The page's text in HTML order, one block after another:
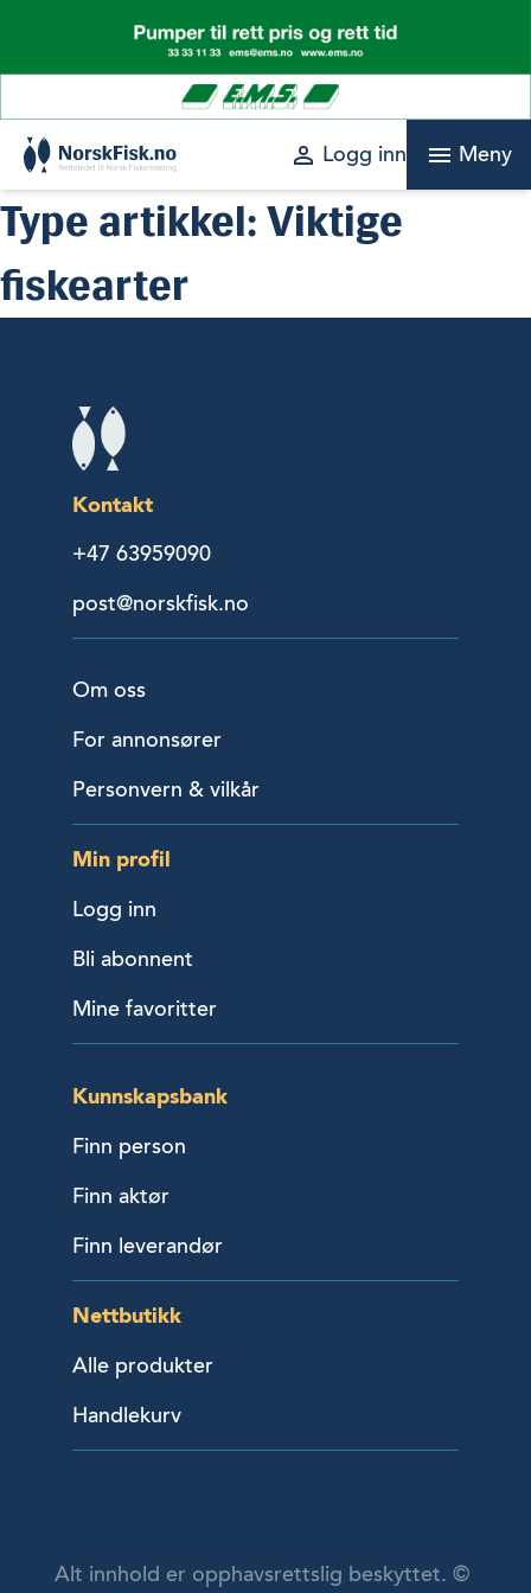
content
perm_identity Logg inn menu Meny
Type artikkel: Viktige
fiskearter
Kontakt
+47 63959090
post@norskfisk.no
Om oss
For annonsører
Personvern & vilkår
Min profil
Logg inn
Bli abonnent
Mine favoritter
Kunnskapsbank
Finn person
Finn aktør
Finn leverandør
Nettbutikk
Alle produkter
Handlekurv
Alt innhold er opphavsrettslig beskyttet. ©